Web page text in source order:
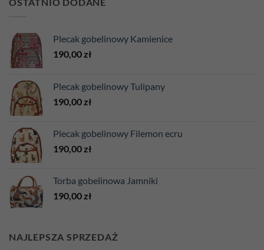
Plecak gobelinowy Kamienice
190,00 zł
Plecak gobelinowy Tulipany
190,00 zł
Plecak gobelinowy Filemon ecru
190,00 zł
Torba gobelinowa Jamniki
190,00 zł
NAJLEPSZA SPRZEDAŻ